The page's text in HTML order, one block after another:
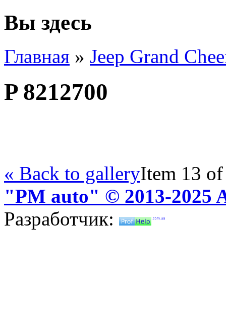
Вы здесь
Главная » Jeep Grand
P 8212700
« Back to galleryItem 13
"PM auto" © 2013-2025
Разработчик: